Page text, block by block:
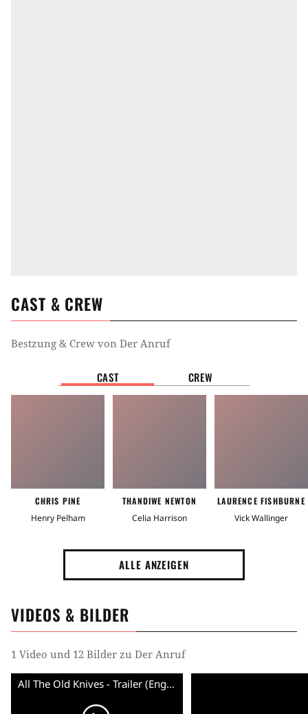
CAST & CREW
Bestzung & Crew von Der Anruf
CAST CREW
CHRIS PINE
Henry Pelham
THANDIWE NEWTON
Celia Harrison
LAURENCE FISHBURNE
Vick Wallinger
ALLE ANZEIGEN
VIDEOS & BILDER
1 Video und 12 Bilder zu Der Anruf
All The Old Knives - Trailer (English) HD